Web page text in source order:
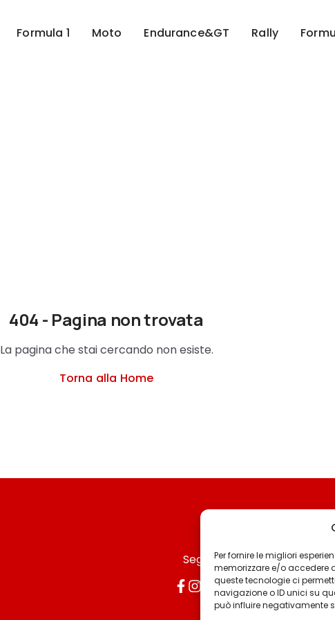
Per fornire le migliori
memorizzare e/o accedere
queste tecnologie ci
navigazione o ID unici su
può influire negativamente
Formula 1 Moto Endurance&GT Rally
404 - Pagina non trovata
La pagina che stai cercando non esiste.
Torna alla Home
Seguici